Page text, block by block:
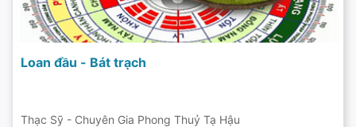
Loan đầu - Bát trạch
Thạc Sỹ - Chuyên Gia Phong Thuỷ Tạ Hậu